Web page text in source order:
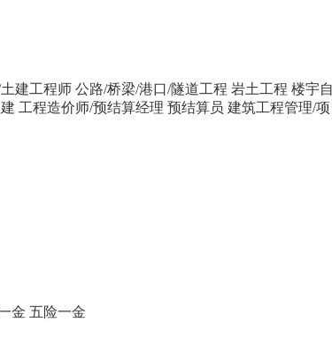
建工程师 公路/桥梁/港口/隧道工程 岩土工程 楼宇
工程造价师/预结算经理 预结算员 建筑工程管理/
金 五险一金